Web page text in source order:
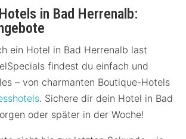
in Bad Herrenalb:
ein Hotel in Bad Herrenalb last
findest du einfach und
– von charmanten Boutique-Hotels
. Sichere dir dein Hotel in Bad
oder später in der Woche!